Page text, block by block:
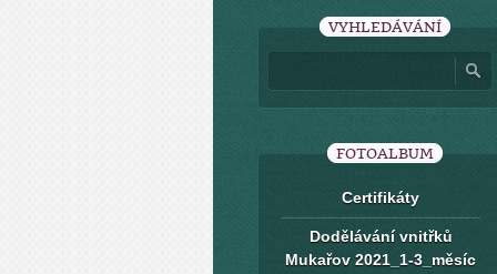
VYHLEDÁVÁNÍ
FOTOALBUM
Certifikáty
Dodělávání vnitřků
Mukařov 2021_1-3_měsíc